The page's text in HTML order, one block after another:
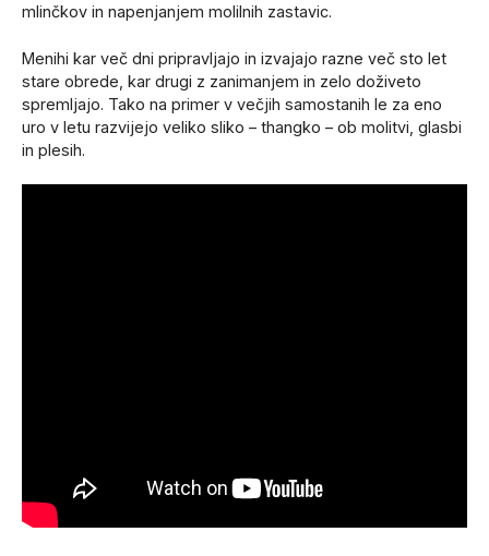
mlinčkov in napenjanjem molilnih zastavic.
Menihi kar več dni pripravljajo in izvajajo razne več sto let
stare obrede, kar drugi z zanimanjem in zelo doživeto
spremljajo. Tako na primer v večjih samostanih le za eno
uro v letu razvijejo veliko sliko – thangko – ob molitvi, glasbi
in plesih.